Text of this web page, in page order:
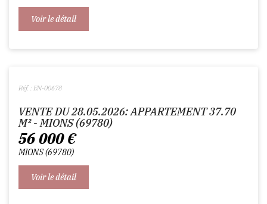
Voir le détail
VENTE DU 28.05.2026: APPARTEMENT 37.70
M² - MIONS (69780)
56 000 €
MIONS 69780
Réf. : EN-00678
Voir le détail